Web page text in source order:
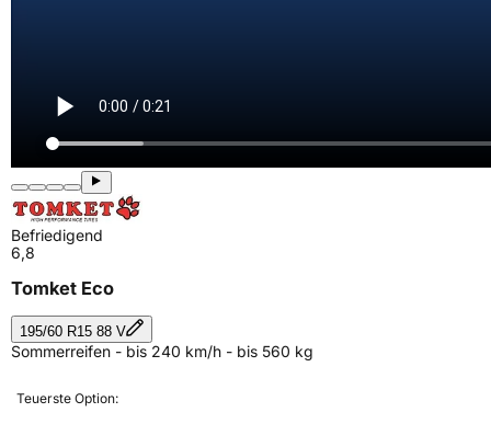
Befriedigend
6,8
Tomket Eco
195/60 R15 88 V
Sommerreifen - bis 240 km/h - bis 560 kg
Teuerste Option: